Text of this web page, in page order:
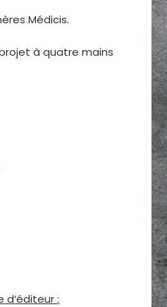
Médicis.
à quatre mains
d’éditeur :